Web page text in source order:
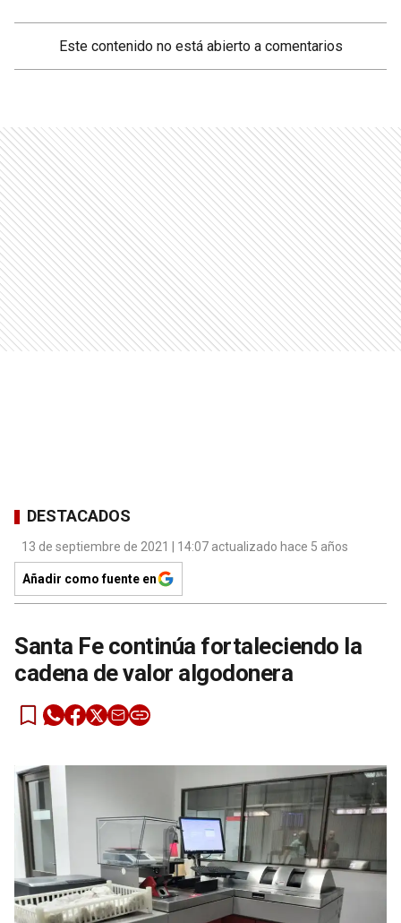
Este contenido no está abierto a comentarios
DESTACADOS
13 de septiembre de 2021 | 14:07 actualizado hace 5 años
Añadir como fuente en
Santa Fe continúa fortaleciendo la
cadena de valor algodonera